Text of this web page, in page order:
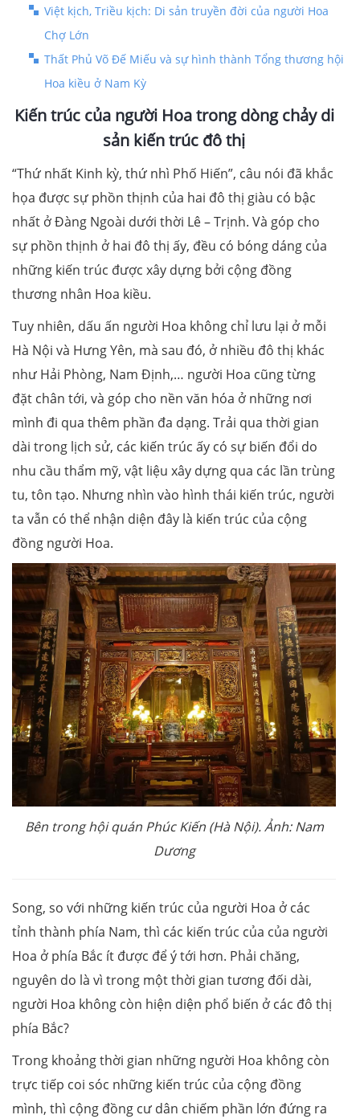
Việt kịch, Triều kịch: Di sản truyền đời của người Hoa
Chợ Lớn
Thất Phủ Võ Đế Miếu và sự hình thành Tổng thương hội
Hoa kiều ở Nam Kỳ
Kiến trúc của người Hoa trong dòng chảy di
sản kiến trúc đô thị
“Thứ nhất Kinh kỳ, thứ nhì Phố Hiến”, câu nói đã khắc
họa được sự phồn thịnh của hai đô thị giàu có bậc
nhất ở Đàng Ngoài dưới thời Lê – Trịnh. Và góp cho
sự phồn thịnh ở hai đô thị ấy, đều có bóng dáng của
những kiến trúc được xây dựng bởi cộng đồng
thương nhân Hoa kiều.
Tuy nhiên, dấu ấn người Hoa không chỉ lưu lại ở mỗi
Hà Nội và Hưng Yên, mà sau đó, ở nhiều đô thị khác
như Hải Phòng, Nam Định,… người Hoa cũng từng
đặt chân tới, và góp cho nền văn hóa ở những nơi
mình đi qua thêm phần đa dạng. Trải qua thời gian
dài trong lịch sử, các kiến trúc ấy có sự biến đổi do
nhu cầu thẩm mỹ, vật liệu xây dựng qua các lần trùng
tu, tôn tạo. Nhưng nhìn vào hình thái kiến trúc, người
ta vẫn có thể nhận diện đây là kiến trúc của cộng
đồng người Hoa.
Bên trong hội quán Phúc Kiến (Hà Nội). Ảnh: Nam
Dương
Song, so với những kiến trúc của người Hoa ở các
tỉnh thành phía Nam, thì các kiến trúc của của người
Hoa ở phía Bắc ít được để ý tới hơn. Phải chăng,
nguyên do là vì trong một thời gian tương đối dài,
người Hoa không còn hiện diện phổ biến ở các đô thị
phía Bắc?
Trong khoảng thời gian những người Hoa không còn
trực tiếp coi sóc những kiến trúc của cộng đồng
mình, thì cộng đồng cư dân chiếm phần lớn đứng ra